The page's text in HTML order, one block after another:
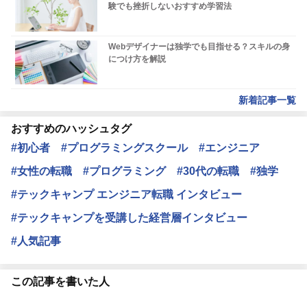
験でも挫折しないおすすめ学習法
Webデザイナーは独学でも目指せる？スキルの身
につけ方を解説
新着記事一覧
おすすめのハッシュタグ
#初心者
#プログラミングスクール
#エンジニア
#女性の転職
#プログラミング #30代の転職
#独学
#テックキャンプ エンジニア転職 インタビュー
#テックキャンプを受講した経営層インタビュー
#人気記事
この記事を書いた人